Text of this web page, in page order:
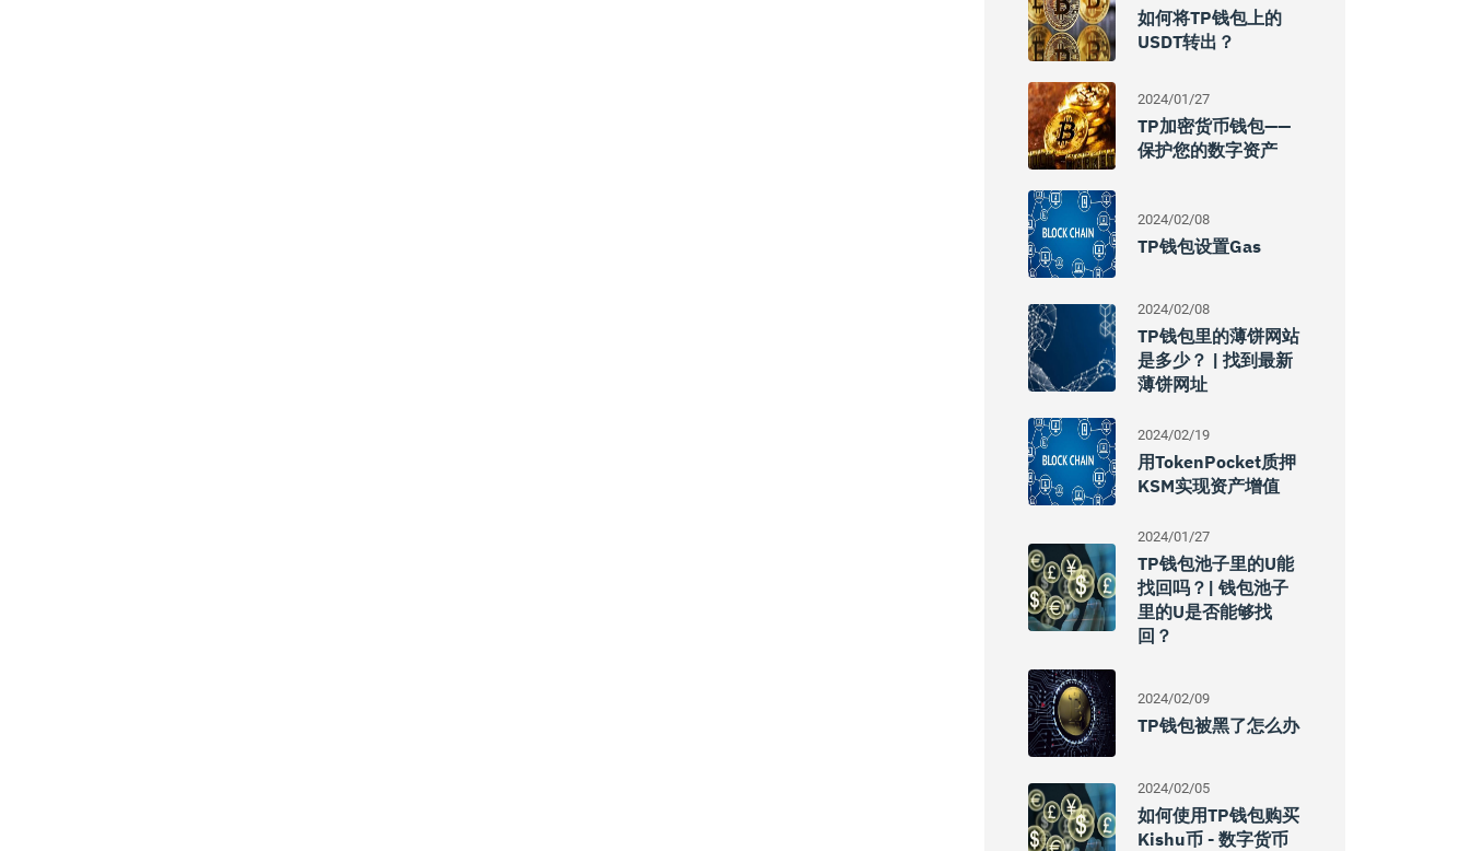
如何将TP钱包上的
USDT转出？
2024/01/27
TP加密货币钱包——
保护您的数字资产
2024/02/08
TP钱包设置Gas
2024/02/08
TP钱包里的薄饼网站
是多少？ | 找到最新
薄饼网址
2024/02/19
用TokenPocket质押
KSM实现资产增值
2024/01/27
TP钱包池子里的U能
找回吗？| 钱包池子
里的U是否能够找
回？
2024/02/09
TP钱包被黑了怎么办
2024/02/05
如何使用TP钱包购买
Kishu币 - 数字货币